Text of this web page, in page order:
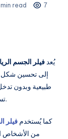
read 7
يُعد فيلر الجسم
إلى تحسين شكل
طبيعية وبدون
تساعد على إضافة حجم وتحسين التناسق العام للجسم.
كما يُستخدم فيلر
من الأشخاص